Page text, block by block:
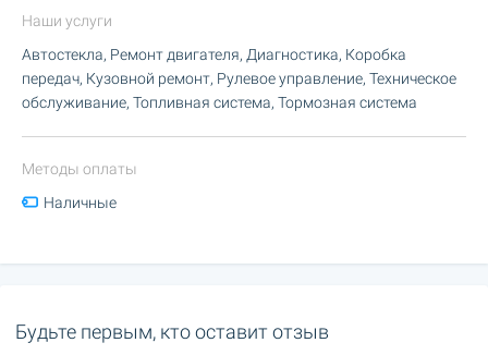
Наши услуги
Автостекла, Ремонт двигателя, Диагностика, Коробка
передач, Кузовной ремонт, Рулевое управление, Техническое
обслуживание, Топливная система, Тормозная система
Методы оплаты
Наличные
Будьте первым, кто оставит отзыв